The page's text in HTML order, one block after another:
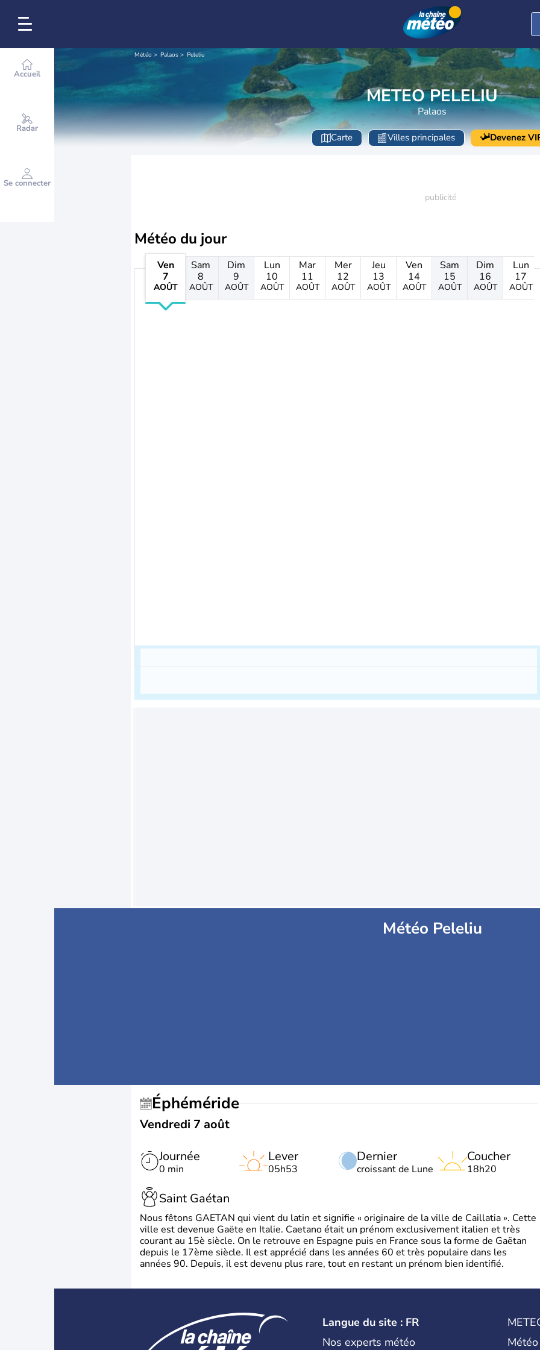
Accueil
Radar
Se connecter
Météo Palaos Peleliu
METEO PELELIU
Palaos
Carte Villes principales Devenez
Météo du jour
Ven
7
AOÛT
Sam
8
AOÛT
Dim
9
AOÛT
Lun
10
AOÛT
Mar
11
AOÛT
Mer
12
AOÛT
Jeu
13
AOÛT
Ven
14
AOÛT
Sam
15
AOÛT
Dim
16
AOÛT
Lun
17
AOÛT
Météo Peleliu
Éphéméride
Vendredi 7 août
Journée
0 min
Dernier
croissant de Lune
Lever
05h53
Coucher
18h20
Saint Gaétan
Nous fêtons GAETAN qui vient du latin et signifie « originaire de la ville de Caillatia ». Cette
ville est devenue Gaëte en Italie. Caetano était un prénom exclusivement italien et très
courant au 15è siècle. On le retrouve en Espagne puis en France sous la forme de Gaëtan
depuis le 17ème siècle. Il est apprécié dans les années 60 et très populaire dans les
années 90. Depuis, il est devenu plus rare, tout en restant un prénom bien identifié.
Langue du site : FR
Nos experts météo